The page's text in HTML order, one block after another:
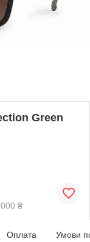
Green
₴
Оплата Умови